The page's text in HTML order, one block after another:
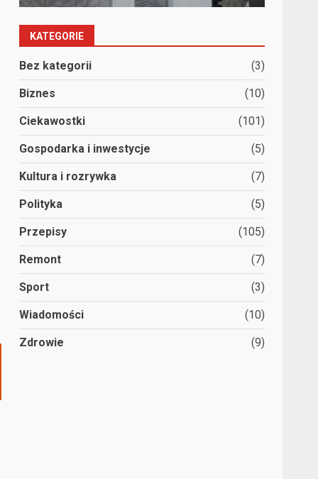
KATEGORIE
Bez kategorii (3)
Biznes (10)
Ciekawostki (101)
Gospodarka i inwestycje (5)
Kultura i rozrywka (7)
Polityka (5)
Przepisy (105)
Remont (7)
Sport (3)
Wiadomości (10)
Zdrowie (9)